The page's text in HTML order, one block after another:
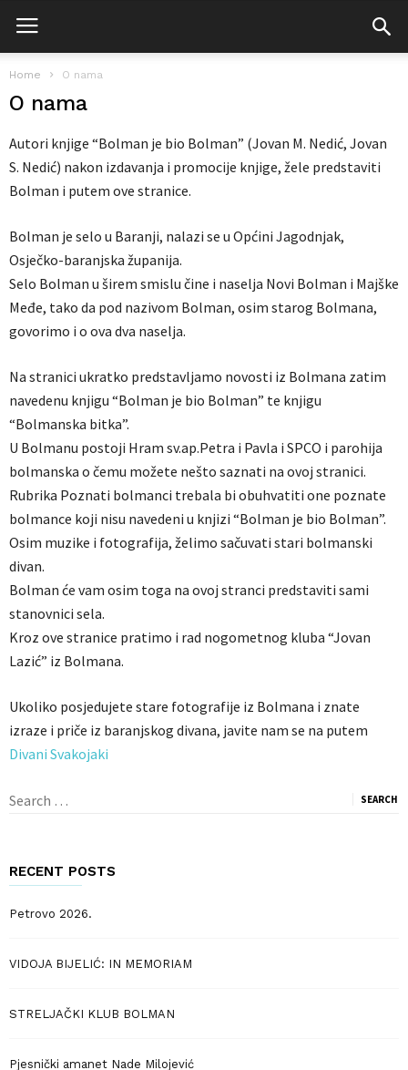
Home O nama
O nama
Autori knjige “Bolman je bio Bolman” (Jovan M. Nedić, Jovan
S. Nedić) nakon izdavanja i promocije knjige, žele predstaviti
Bolman i putem ove stranice.
Bolman je selo u Baranji, nalazi se u Općini Jagodnjak,
Osječko-baranjska županija.
Selo Bolman u širem smislu čine i naselja Novi Bolman i Majške
Međe, tako da pod nazivom Bolman, osim starog Bolmana,
govorimo i o ova dva naselja.
Na stranici ukratko predstavljamo novosti iz Bolmana zatim
navedenu knjigu “Bolman je bio Bolman” te knjigu
“Bolmanska bitka”.
U Bolmanu postoji Hram sv.ap.Petra i Pavla i SPCO i parohija
bolmanska o čemu možete nešto saznati na ovoj stranici.
Rubrika Poznati bolmanci trebala bi obuhvatiti one poznate
bolmance koji nisu navedeni u knjizi “Bolman je bio Bolman”.
Osim muzike i fotografija, želimo sačuvati stari bolmanski
divan.
Bolman će vam osim toga na ovoj stranci predstaviti sami
stanovnici sela.
Kroz ove stranice pratimo i rad nogometnog kluba “Jovan
Lazić” iz Bolmana.
Ukoliko posjedujete stare fotografije iz Bolmana i znate
izraze i priče iz baranjskog divana, javite nam se na putem
Divani Svakojaki
Search
RECENT POSTS
Petrovo 2026.
VIDOJA BIJELIĆ: IN MEMORIAM
STRELJAČKI KLUB BOLMAN
Pjesnički amanet Nade Milojević